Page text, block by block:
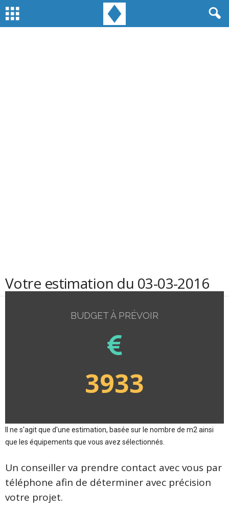
Votre estimation du 03-03-2016
BUDGET À PRÉVOIR
3933
Il ne s'agit que d'une estimation, basée sur le nombre de m2 ainsi
que les équipements que vous avez sélectionnés.
Un conseiller va prendre contact avec vous par
téléphone afin de déterminer avec précision
votre projet.